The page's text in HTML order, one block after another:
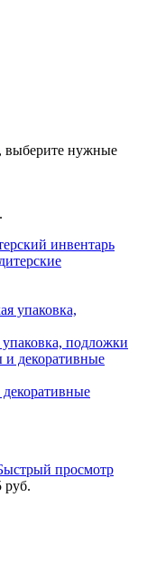
, выберите нужные
инвентарь
подложки
просмотр
руб.